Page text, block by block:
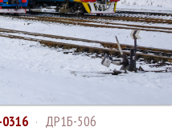
· ДР1Б-506